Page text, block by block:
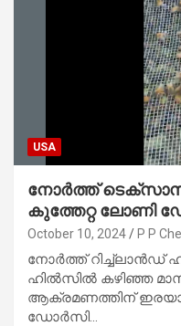
USA
നോർത്ത്
കുത്തേറ്റ ലോണി
October 10, 2024 P P
നോർത്ത് റിച്ച്‌ലാൻഡ്
ഹിൽസിൽ കഴിഞ്ഞ
ആക്രമണത്തിന്
ഡോർസി…